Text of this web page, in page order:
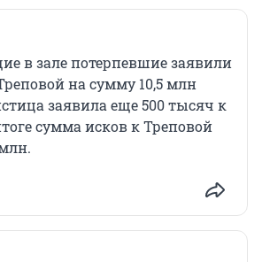
в зале потерпевшие заявили
на сумму 10,5 млн
заявила еще 500 тысяч к
сумма исков к Треповой